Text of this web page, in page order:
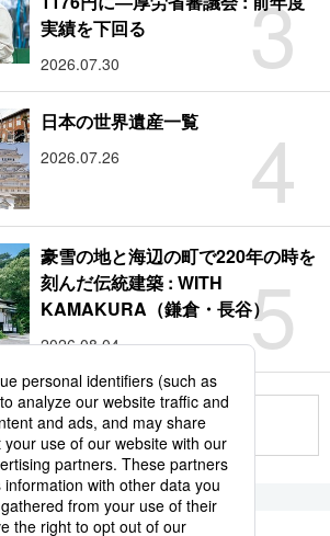
3
実績を下回る
2026.07.30
4
日本の世界遺産一覧
2026.07.26
5
豪雪の地と海辺の町で220年の時を
刻んだ伝統建築 : WITH
KAMAKURA（鎌倉・長谷）
2026.08.04
もっと見る